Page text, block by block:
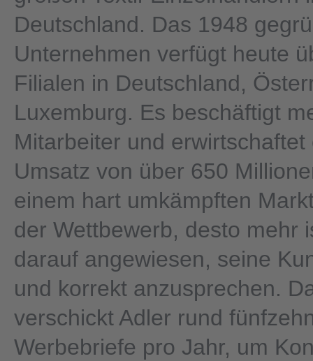
Deutschland. Das 1948
Unternehmen verfügt heute
Filialen in Deutschland,
Luxemburg. Es beschäftigt
Mitarbeiter und erwirtschaftet
Umsatz von über 650
einem hart umkämpften
der Wettbewerb, desto mehr
darauf angewiesen, seine
und korrekt anzusprechen.
verschickt Adler rund
Werbebriefe pro Jahr, um